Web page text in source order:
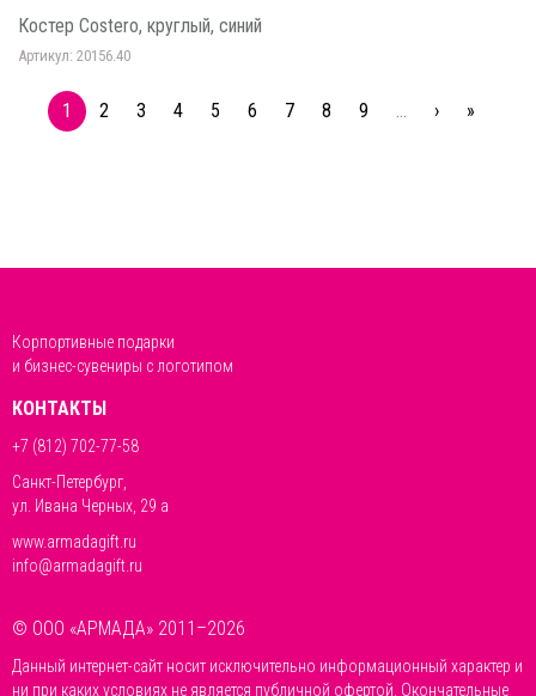
Костер Costero, круглый, синий
Артикул: 20156.40
1 2 3 4 5 6 7 8 9 … › »
Корпортивные подарки
и бизнес-сувениры с логотипом
КОНТАКТЫ
+7 (812) 702-77-58
Санкт-Петербург,
ул. Ивана Черных, 29 а
www.armadagift.ru
info@armadagift.ru
© ООО «АРМАДА» 2011–2026
Данный интернет-сайт носит исключительно информационный характер и
ни при каких условиях не является публичной офертой. Окончательные